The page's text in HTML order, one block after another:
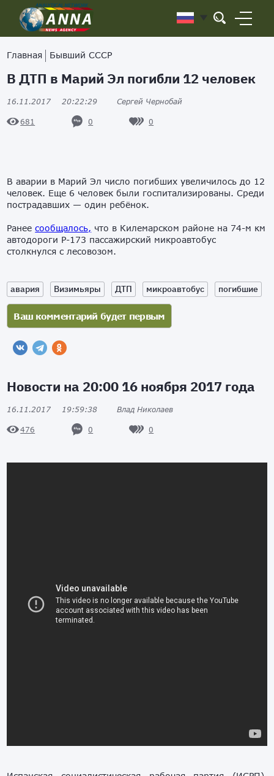
Главная Бывший СССР
В ДТП в Марий Эл погибли 12 человек
16.11.2017 20:22:29 Сергей Чернобай
681 0 0
В аварии в Марий Эл число погибших увеличилось до 12
человек. Еще 6 человек были госпитализированы. Среди
пострадавших — один ребёнок.
Ранеесообщалось, что в Килемарском районе на 74-м км
автодороги Р-173 пассажирский микроавтобус
столкнулся с лесовозом.
авария Визимьяры ДТП микроавтобус погибшие
Новости на 20:00 16 ноября 2017 года
16.11.2017 19:59:38 Влад Николаев
476 0 0